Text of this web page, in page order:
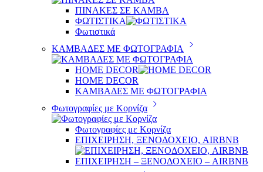
ΠΙΝΑΚΕΣ ΣΕ ΚΑΜΒΑ
ΦΩΤΙΣΤΙΚΑ
Φωτιστικά
ΚΑΜΒΑΔΕΣ ΜΕ ΦΩΤΟΓΡΑΦΙΑ
HOME DECOR
HOME DECOR
ΚΑΜΒΑΔΕΣ ΜΕ ΦΩΤΟΓΡΑΦΙΑ
Φωτογραφίες με Κορνίζα
Φωτογραφίες με Κορνίζα
ΕΠΙΧΕΙΡΗΣΗ, ΞΕΝΟΔΟΧΕΙΟ, AIRBNB
ΕΠΙΧΕΙΡΗΣΗ – ΞΕΝΟΔΟΧΕΙΟ – AIRBNB